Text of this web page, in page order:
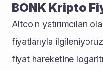
BONK Kripto
Altcoin yatırımcıları
fiyatlarıyla
fiyat hareketine